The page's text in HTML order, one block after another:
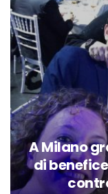
A Milano
di